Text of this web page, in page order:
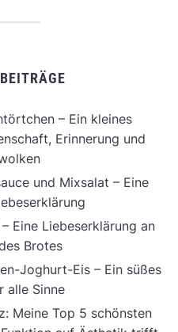
– Ein kleines
Erinnerung und
und Mixsalat – Eine
Eine Liebeserklärung an
Brotes
Joghurt-Eis – Ein süßes
alle Sinne
Meine Top 5 schönsten